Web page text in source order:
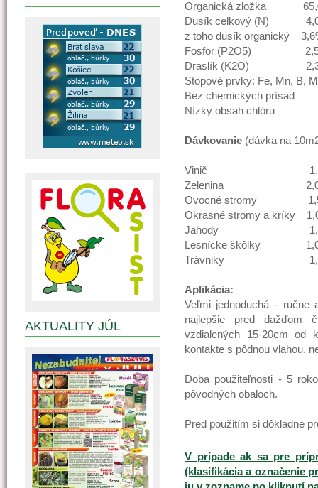
Organická zložka
Dusík celkový (N)
z toho dusík organický
Fosfor (P2O5)
Draslík (K2O)
Stopové prvky: Fe, Mn, B,
Bez chemických prísad
Nízky obsah chlóru
Dávkovanie (dávka na
Vinič 1,0-
Zelenina 2,0-
Ovocné stromy 1,5-
Okrasné stromy a kríky
Jahody 1,0-
Lesnícke škôlky 1,0-
Trávniky 1,0-
Aplikácia:
Veľmi jednoduchá - ručne
najlepšie pred dažďom
vzdialených 15-20cm od
kontakte s pôdnou vlahou,
Doba použiteľnosti - 5
pôvodných obaloch.
Pred použitím si dôkladne
V prípade ak sa pre
(klasifikácia a označenie
AKTUALITY JÚL